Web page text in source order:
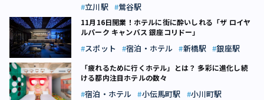
立川駅
鶯谷駅
11月16日開業！ホテルに街に酔いしれる「ザ ロイヤ
ルパーク キャンバス 銀座コリドー」
スポット 宿泊・ホテル 新橋駅 銀座駅
「疲れるために行くホテル」とは？ 多彩に進化し続
ける都内注目ホテルの数々
宿泊・ホテル 小伝馬町駅
小川町駅